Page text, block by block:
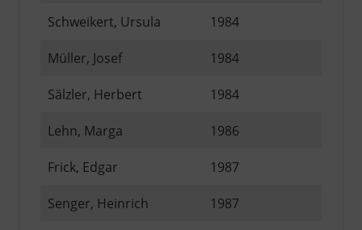
Schweikert, Ursula 1984
Müller, Josef 1984
Sälzler, Herbert 1984
Lehn, Marga 1986
Frick, Edgar 1987
Senger, Heinrich 1987